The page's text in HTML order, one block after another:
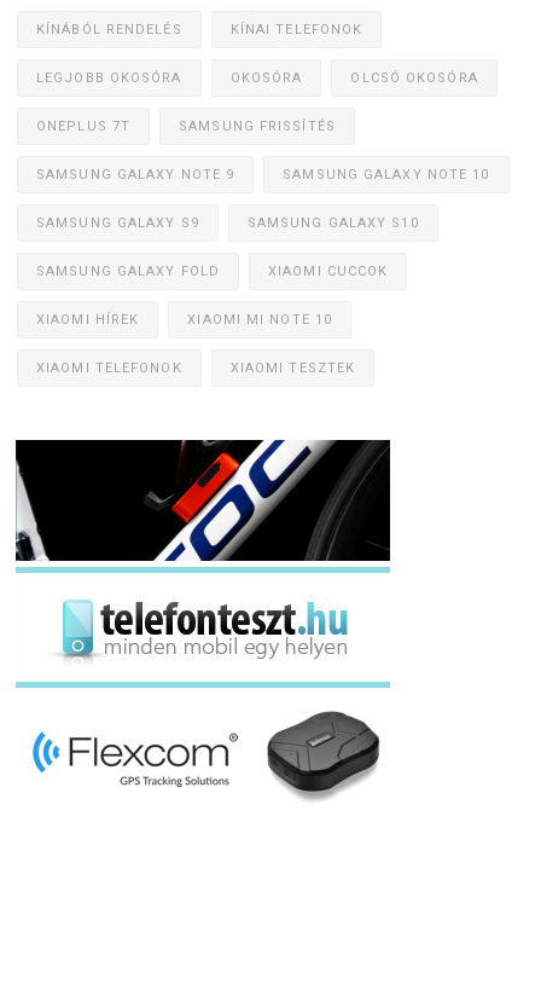
KÍNÁBÓL RENDELÉS KÍNAI TELEFONOK
LEGJOBB OKOSÓRA OKOSÓRA OLCSÓ OKOSÓRA
ONEPLUS 7T SAMSUNG FRISSÍTÉS
SAMSUNG GALAXY NOTE 9 SAMSUNG GALAXY NOTE 10
SAMSUNG GALAXY S9 SAMSUNG GALAXY S10
SAMSUNG GALAXY FOLD XIAOMI CUCCOK
XIAOMI HÍREK XIAOMI MI NOTE 10
XIAOMI TELEFONOK XIAOMI TESZTEK